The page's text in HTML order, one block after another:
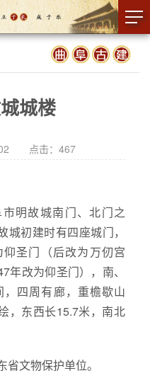
城楼
02 点击： 467
明故城南门、北门之
初建时有四座城门，
圣门（后改为万仞宫
年改为仰圣门），南、
四周有廊，重檐歇山
，东西长15.7米，南北
文物保护单位。